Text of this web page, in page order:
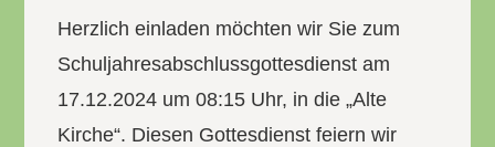
Herzlich einladen möchten wir Sie zum
Schuljahresabschlussgottesdienst am
17.12.2024 um 08:15 Uhr, in die „Alte
Kirche“. Diesen Gottesdienst feiern wir